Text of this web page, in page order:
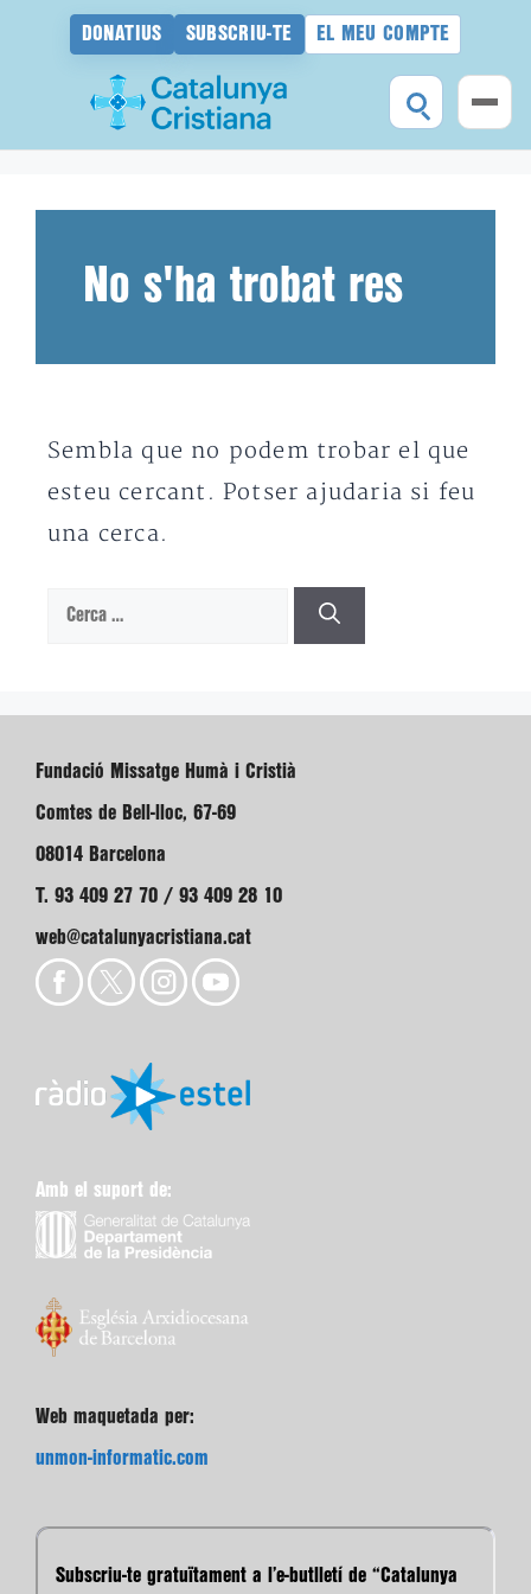
DONATIUS SUBSCRIU-TE EL MEU COMPTE
No s'ha trobat res
Sembla que no podem trobar el que
esteu cercant. Potser ajudaria si feu
una cerca.
Cerca:
Fundació Missatge Humà i Cristià
Comtes de Bell-lloc, 67-69
08014 Barcelona
T. 93 409 27 70 / 93 409 28 10
web@catalunyacristiana.cat
Amb el suport de:
Web maquetada per:
unmon-informatic.com
Subscriu-te gratuïtament a l’e-butlletí de “Catalunya